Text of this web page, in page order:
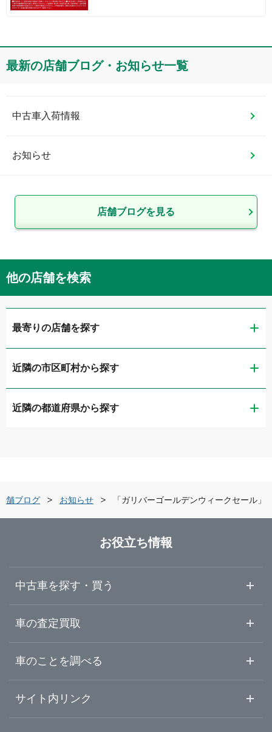
最新の店舗ブログ・お知らせ一覧
中古車入荷情報
お知らせ
店舗ブログを見る
他の店舗を検索
最寄りの店舗を探す
ガリバー静岡流通通り店
LIBERALA リベラーラ静岡
ガリバー住吉バイパス店
LIBERALA リベラーラ浜松和田
ガリバー浜松宮竹店
ガリバー車検 浜松宮竹店
LIBERALA リベラーラ沼津
ガリバー沼津学園通り店
近隣の市区町村から探す
静岡市葵区
富士宮市
伊東市
富士市
近隣の都道府県から探す
山梨県
長野県
岐阜県
舗ブログ お知らせ 「ガリバーゴールデンウィークセール」
お役立ち情報
中古車を探す・買う
中古車情報・中古車検索
初めての中古車購入ガイド
車の査定買取
車査定・車買取ならガリバー
ガリバーの査定が選ばれる理由
車のことを調べる
車初心者まとめ
サイト内リンク